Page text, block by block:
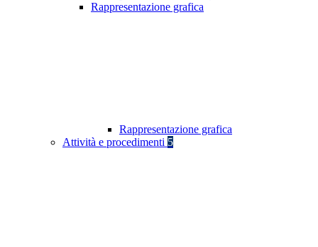
Rappresentazione grafica
Rappresentazione grafica
Attività e procedimenti 5